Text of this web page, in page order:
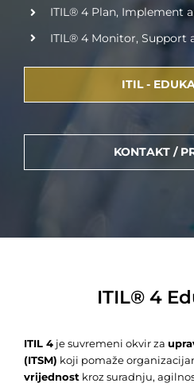
ITIL® 4 Plan, Implement
ITIL® 4 Monitor, Support
ITIL -
KONTAKT /
ITIL® 4
ITIL 4 je suvremeni okvir za
(ITSM) koji pomaže
vrijednost kroz suradnju,